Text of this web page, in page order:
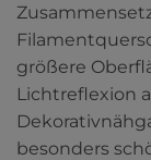
größere
Lichtreflexion
besonders